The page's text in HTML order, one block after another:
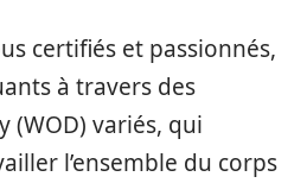
certifiés et passionnés,
à travers des
(WOD) variés, qui
l’ensemble du corps